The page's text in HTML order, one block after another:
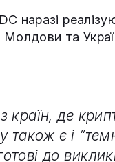
наразі
Молдови та
країн, де
також є і
до